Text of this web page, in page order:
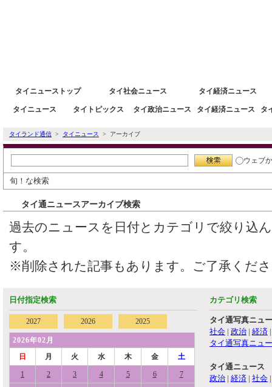
タイニューストップ タイ社会ニュース タイ経済ニュース
タイニュース タイトピックス タイ政治ニュース タイ経済ニュース タ
タイランド通信 > タイニュース > アーカイブ
ウェブ
旬！な検索
タイ通ニュースアーカイブ検索
過去のニュースを日付とカテゴリで絞り込
す。
※削除された記事もあります。ご了承くだ
日付指定検索
2027 2026 2025
2026年02月
日
月 火 水 木 金 土
1 2 3 4 5 6 7
カテゴリ検索
タイ通写真ニュ
社会 | 政治 | 経済
タイ通写真ニュ
タイ通ニュース
政治 | 経済 | 社会